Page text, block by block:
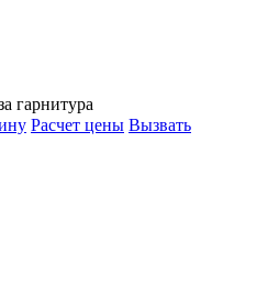
гарнитура
Расчет цены Вызвать